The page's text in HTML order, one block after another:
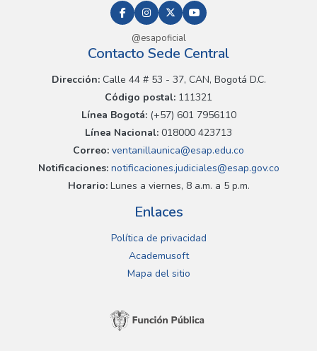
@esapoficial
Contacto Sede Central
Dirección:Calle 44 # 53 - 37, CAN, Bogotá D.C.
Código postal: 111321
Línea Bogotá:(+57) 601 7956110
Línea Nacional: 018000 423713
Correo: ventanillaunica@esap.edu.co
Notificaciones:notificaciones.judiciales@esap.gov.co
Horario:Lunes a viernes, 8 a.m. a 5 p.m.
Enlaces
Política de privacidad
Academusoft
Mapa del sitio